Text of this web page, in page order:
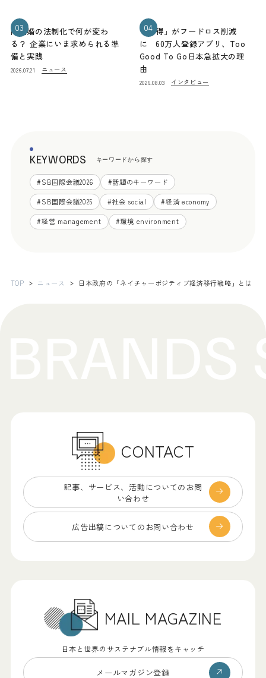
03
同性婚の法制化で何が変わ
る？ 企業にいま求められる準
備と実践
2026.07.21 ニュース
04
「お得」がフードロス削減
に 60万人登録アプリ、Too
Good To Go日本急拡大の理
由
2026.08.03 インタビュー
KEYWORDS キーワードから探す
#SB国際会議2026 #話題のキーワード
#SB国際会議2025 #社会 social #経済 economy
#経営 management #環境 environment
TOP ニュース 日本政府の「ネイチャーポジティブ経済移行戦略」とは
CONTACT
記事、サービス、 活動についてのお問
い合わせ
広告出稿についての お問い合わせ
MAIL MAGAZINE
日本と世界のサステナブル情報をキャッチ
メールマガジン登録